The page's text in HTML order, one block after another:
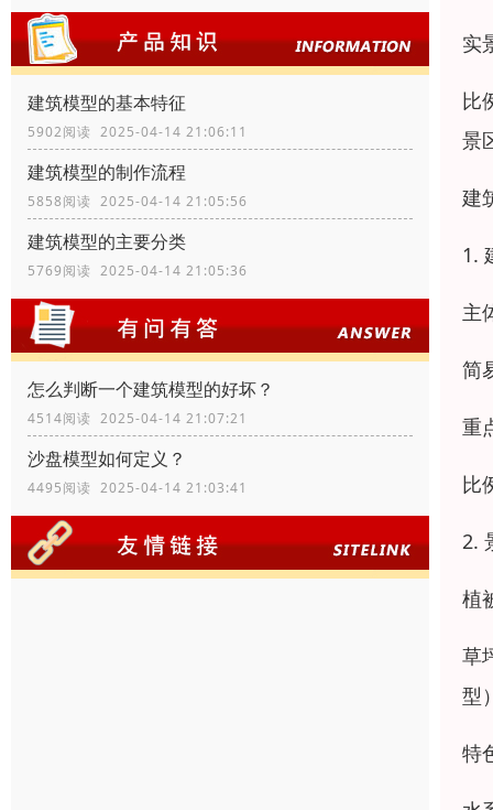
建筑模型的基本特征
5902阅读 2025-04-14 21:06:11
建筑模型的制作流程
5858阅读 2025-04-14 21:05:56
建筑模型的主要分类
5769阅读 2025-04-14 21:05:36
怎么判断一个建筑模型的好坏？
4514阅读 2025-04-14 21:07:21
沙盘模型如何定义？
4495阅读 2025-04-14 21:03:41
实
比
景
建
1.
主
简
重
比
2.
植
草
型
特